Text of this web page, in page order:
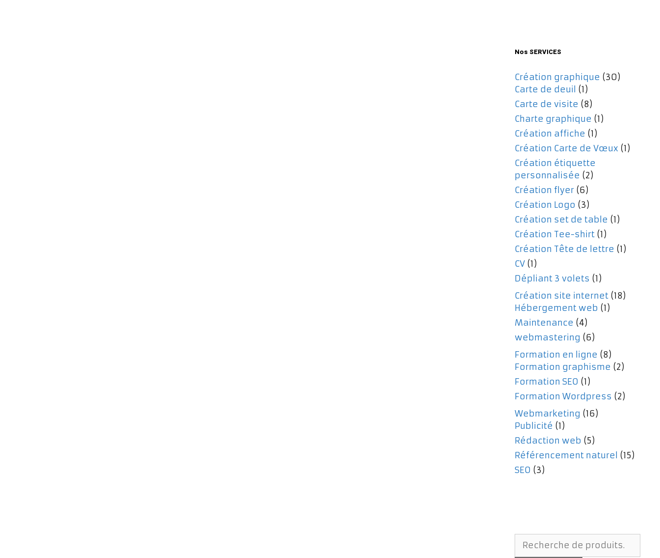
Nos SERVICES
Création graphique (30)
Carte de deuil (1)
Carte de visite (8)
Charte graphique (1)
Création affiche (1)
Création Carte de Vœux (1)
Création étiquette
personnalisée (2)
Création flyer (6)
Création Logo (3)
Création set de table (1)
Création Tee-shirt (1)
Création Tête de lettre (1)
CV (1)
Dépliant 3 volets (1)
Création site internet (18)
Hébergement web (1)
Maintenance (4)
webmastering (6)
Formation en ligne (8)
Formation graphisme (2)
Formation SEO (1)
Formation Wordpress (2)
Webmarketing (16)
Publicité (1)
Rédaction web (5)
Référencement naturel (15)
SEO (3)
Recherche
pour :